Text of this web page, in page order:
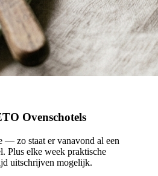
Ovenschotels
— zo staat er vanavond al een
Plus elke week praktische
uitschrijven mogelijk.